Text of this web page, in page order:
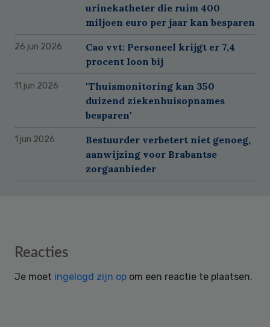
urinekatheter die ruim 400
miljoen euro per jaar kan besparen
26 jun 2026
Cao vvt: Personeel krijgt er 7,4
procent loon bij
11 jun 2026
'Thuismonitoring kan 350
duizend ziekenhuisopnames
besparen'
1 jun 2026
Bestuurder verbetert niet genoeg,
aanwijzing voor Brabantse
zorgaanbieder
Reader
Reacties
Je moet ingelogd zijn op om een reactie te plaatsen.